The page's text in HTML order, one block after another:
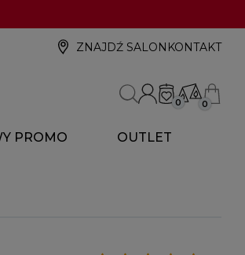
ZNAJDŹ SALON KONTAKT
0 0
PROMO OUTLET